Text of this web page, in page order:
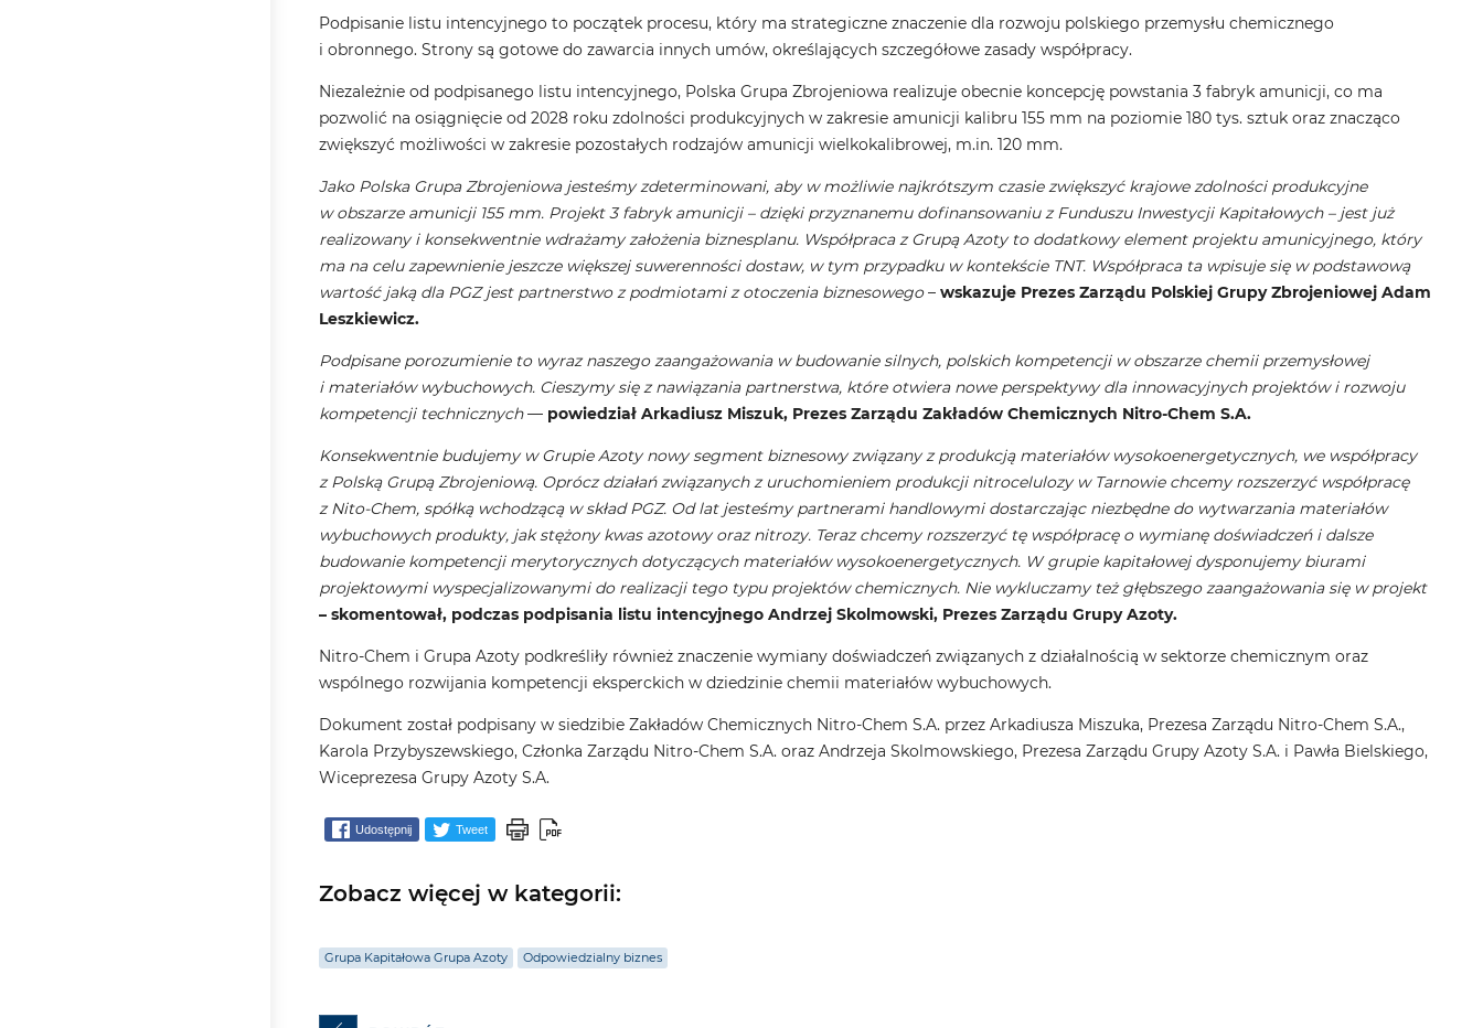
Podpisanie listu intencyjnego to początek procesu, który ma strategiczne znaczenie dla rozwoju polskiego przemysłu chemicznego
i obronnego. Strony są gotowe do zawarcia innych umów, określających szczegółowe zasady współpracy.
Niezależnie od podpisanego listu intencyjnego, Polska Grupa Zbrojeniowa realizuje obecnie koncepcję powstania 3 fabryk amunicji, co ma
pozwolić na osiągnięcie od 2028 roku zdolności produkcyjnych w zakresie amunicji kalibru 155 mm na poziomie 180 tys. sztuk oraz znacząco
zwiększyć możliwości w zakresie pozostałych rodzajów amunicji wielkokalibrowej, m.in. 120 mm.
Jako Polska Grupa Zbrojeniowa jesteśmy zdeterminowani, aby w możliwie najkrótszym czasie zwiększyć krajowe zdolności produkcyjne
w obszarze amunicji 155 mm. Projekt 3 fabryk amunicji – dzięki przyznanemu dofinansowaniu z Funduszu Inwestycji Kapitałowych – jest już
realizowany i konsekwentnie wdrażamy założenia biznesplanu. Współpraca z Grupą Azoty to dodatkowy element projektu amunicyjnego, który
ma na celu zapewnienie jeszcze większej suwerenności dostaw, w tym przypadku w kontekście TNT. Współpraca ta wpisuje się w podstawową
wartość jaką dla PGZ jest partnerstwo z podmiotami z otoczenia biznesowego– wskazuje Prezes Zarządu Polskiej Grupy Zbrojeniowej Adam
Leszkiewicz.
Podpisane porozumienie to wyraz naszego zaangażowania w budowanie silnych, polskich kompetencji w obszarze chemii przemysłowej
i materiałów wybuchowych. Cieszymy się z nawiązania partnerstwa, które otwiera nowe perspektywy dla innowacyjnych projektów i rozwoju
kompetencji technicznych— powiedział Arkadiusz Miszuk, Prezes Zarządu Zakładów Chemicznych Nitro-Chem S.A.
Konsekwentnie budujemy w Grupie Azoty nowy segment biznesowy związany z produkcją materiałów wysokoenergetycznych, we współpracy
z Polską Grupą Zbrojeniową. Oprócz działań związanych z uruchomieniem produkcji nitrocelulozy w Tarnowie chcemy rozszerzyć współpracę
z Nito-Chem, spółką wchodzącą w skład PGZ. Od lat jesteśmy partnerami handlowymi dostarczając niezbędne do wytwarzania materiałów
wybuchowych produkty, jak stężony kwas azotowy oraz nitrozy. Teraz chcemy rozszerzyć tę współpracę o wymianę doświadczeń i dalsze
budowanie kompetencji merytorycznych dotyczących materiałów wysokoenergetycznych. W grupie kapitałowej dysponujemy biurami
projektowymi wyspecjalizowanymi do realizacji tego typu projektów chemicznych. Nie wykluczamy też głębszego zaangażowania się w projekt
– skomentował, podczas podpisania listu intencyjnego Andrzej Skolmowski, Prezes Zarządu Grupy Azoty.
Nitro-Chem i Grupa Azoty podkreśliły również znaczenie wymiany doświadczeń związanych z działalnością w sektorze chemicznym oraz
wspólnego rozwijania kompetencji eksperckich w dziedzinie chemii materiałów wybuchowych.
Dokument został podpisany w siedzibie Zakładów Chemicznych Nitro-Chem S.A. przez Arkadiusza Miszuka, Prezesa Zarządu Nitro-Chem S.A.,
Karola Przybyszewskiego, Członka Zarządu Nitro-Chem S.A. oraz Andrzeja Skolmowskiego, Prezesa Zarządu Grupy Azoty S.A. i Pawła Bielskiego,
Wiceprezesa Grupy Azoty S.A.
Udostępnij Tweet
Zobacz więcej w kategorii:
Grupa Kapitałowa Grupa Azoty Odpowiedzialny biznes